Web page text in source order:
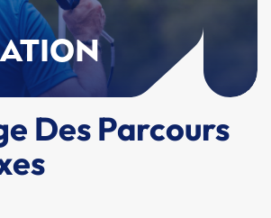
Des Parcours